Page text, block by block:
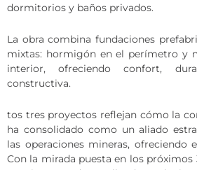
dormitorios y baños privados.
La obra combina fundaciones
mixtas: hormigón en el perímetro y
interior, ofreciendo confort,
constructiva.
tos tres proyectos reflejan cómo la
ha consolidado como un aliado
las operaciones mineras, ofreciendo
Con la mirada puesta en los próximos